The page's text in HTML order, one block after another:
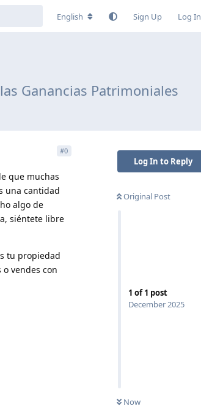
English Sign Up Log In
Ganancias Patrimoniales
Log In to Reply
Original Post
1 of1 post
December 2025
Now
#0
que muchas
una cantidad
algo de
siéntete libre
tu propiedad
vendes con